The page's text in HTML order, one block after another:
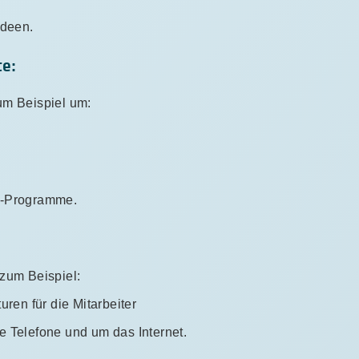
Beispiel um:
Beispiel:
für die Mitarbeiter
Telefone und um das Internet.